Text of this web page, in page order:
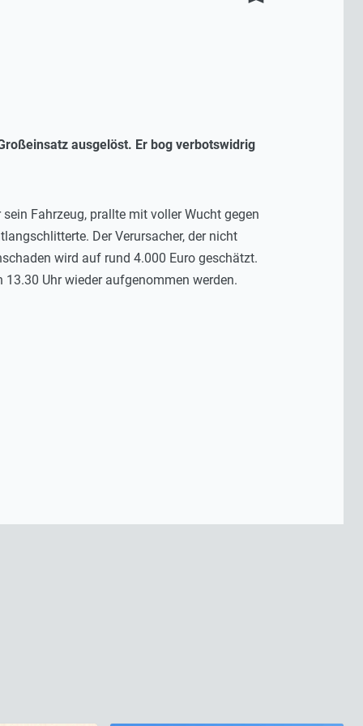
ausgelöst. Er bog verbotswidrig
Fahrzeug, prallte mit voller Wucht gegen
Der Verursacher, der nicht
wird auf rund 4.000 Euro geschätzt.
Uhr wieder aufgenommen werden.